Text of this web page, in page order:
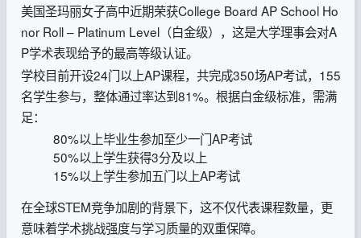
美国圣玛丽女子高中近期荣获College Board AP School Ho
nor Roll – Platinum Level（白金级），这是大学理事会对A
P学术表现给予的最高等级认证。
学校目前开设24门以上AP课程，共完成350场AP考试，155
名学生参与，整体通过率达到81%。根据白金级标准，需满
足：
80%以上毕业生参加至少一门AP考试
50%以上学生获得3分及以上
15%以上学生参加五门以上AP考试
在全球STEM竞争加剧的背景下，这不仅代表课程数量，更
意味着学术挑战强度与学习质量的双重保障。